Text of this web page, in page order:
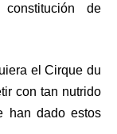
de
el Cirque du
con tan nutrido
han dado estos